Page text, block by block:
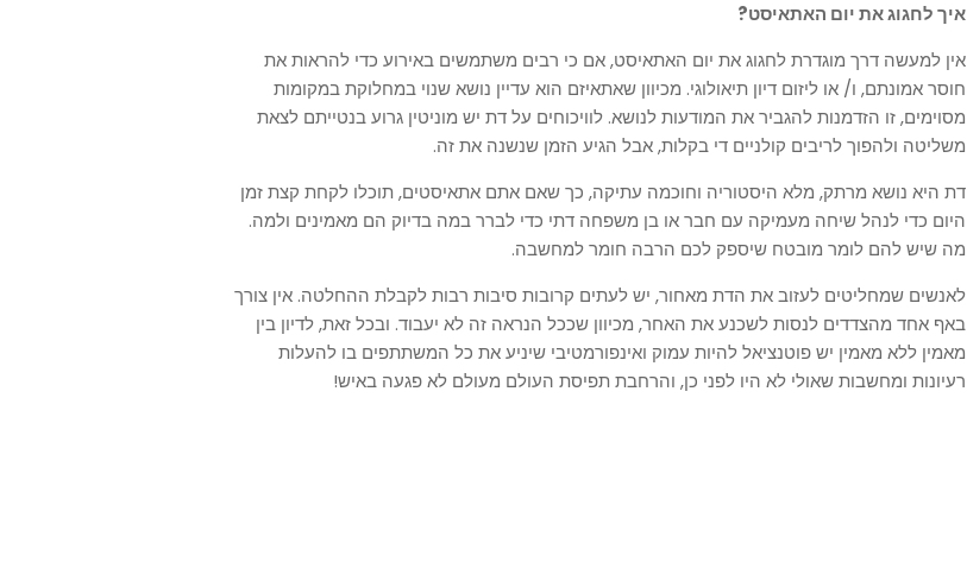
איך לחגוג את יום האתאיסט?
אין למעשה דרך מוגדרת לחגוג את יום האתאיסט, אם כי רבים משתמשים באירוע כדי להראות את
חוסר אמונתם, ו/ או ליזום דיון תיאולוגי. מכיוון שאתאיזם הוא עדיין נושא שנוי במחלוקת במקומות
מסוימים, זו הזדמנות להגביר את המודעות לנושא. לוויכוחים על דת יש מוניטין גרוע בנטייתם לצאת
משליטה ולהפוך לריבים קולניים די בקלות, אבל הגיע הזמן שנשנה את זה.
דת היא נושא מרתק, מלא היסטוריה וחוכמה עתיקה, כך שאם אתם אתאיסטים, תוכלו לקחת קצת זמן
היום כדי לנהל שיחה מעמיקה עם חבר או בן משפחה דתי כדי לברר במה בדיוק הם מאמינים ולמה.
מה שיש להם לומר מובטח שיספק לכם הרבה חומר למחשבה.
לאנשים שמחליטים לעזוב את הדת מאחור, יש לעתים קרובות סיבות רבות לקבלת ההחלטה. אין צורך
באף אחד מהצדדים לנסות לשכנע את האחר, מכיוון שככל הנראה זה לא יעבוד. ובכל זאת, לדיון בין
מאמין ללא מאמין יש פוטנציאל להיות עמוק ואינפורמטיבי שיניע את כל המשתתפים בו להעלות
רעיונות ומחשבות שאולי לא היו לפני כן, והרחבת תפיסת העולם מעולם לא פגעה באיש!